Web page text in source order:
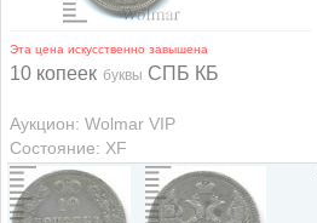
Эта цена искусственно завышена
10 копеек буквы СПБ КБ
Аукцион: Wolmar VIP
Состояние: XF